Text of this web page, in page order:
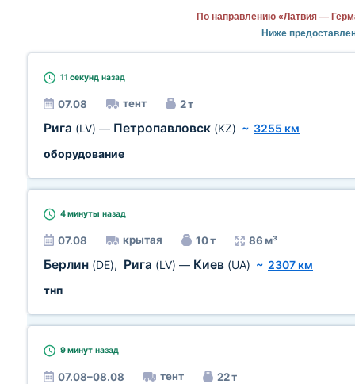
По направлению «Латвия —
Ниже
11 секунд назад
07.08 тент 2 т
Рига (LV) — Петропавловск (KZ) ~ 3255 км
оборудование
4 минуты назад
07.08 крытая 10 т 86 м³
Берлин (DE), Рига (LV) — Киев (UA) ~ 2307 км
тнп
9 минут назад
07.08–08.08 тент 22 т